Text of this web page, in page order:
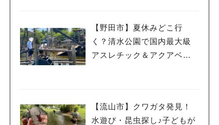
【野田市】夏休みどこ行
く？清水公園で国内最大級
アスレチック＆アクアベン
【流山市】クワガタ発見！
水遊び・昆虫探し♪子どもが